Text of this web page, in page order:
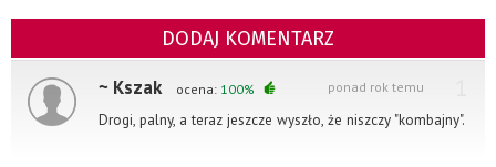
DODAJ KOMENTARZ
~ Kszak
ponad rok temu
ocena: 100%
Drogi, palny, a teraz jeszcze wyszło, że niszczy "kombajny".